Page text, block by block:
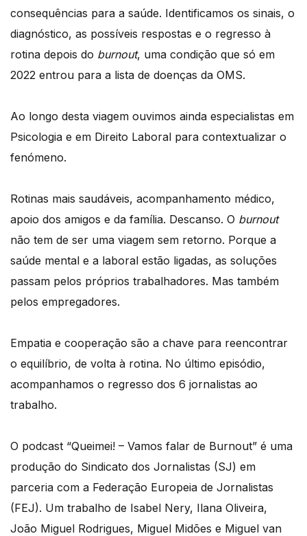
consequências para a saúde. Identificamos os sinais, o
diagnóstico, as possíveis respostas e o regresso à
rotina depois do burnout, uma condição que só em
2022 entrou para a lista de doenças da OMS.
Ao longo desta viagem ouvimos ainda especialistas em
Psicologia e em Direito Laboral para contextualizar o
fenómeno.
Rotinas mais saudáveis, acompanhamento médico,
apoio dos amigos e da família. Descanso. O burnout
não tem de ser uma viagem sem retorno. Porque a
saúde mental e a laboral estão ligadas, as soluções
passam pelos próprios trabalhadores. Mas também
pelos empregadores.
Empatia e cooperação são a chave para reencontrar
o equilíbrio, de volta à rotina. No último episódio,
acompanhamos o regresso dos 6 jornalistas ao
trabalho.
O podcast “Queimei! – Vamos falar de Burnout” é uma
produção do Sindicato dos Jornalistas (SJ) em
parceria com a Federação Europeia de Jornalistas
(FEJ). Um trabalho de Isabel Nery, Ilana Oliveira,
João Miguel Rodrigues, Miguel Midões e Miguel van